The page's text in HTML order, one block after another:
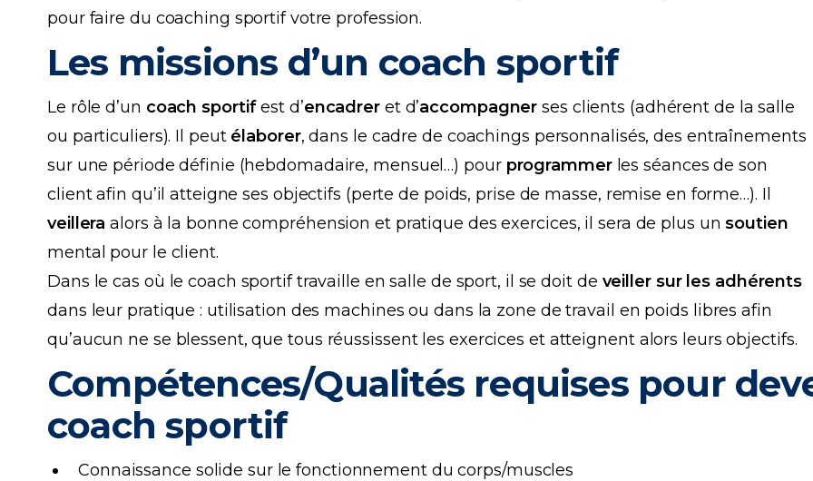
pour faire du coaching sportif votre profession.
Les missions d’un coach sportif
Le rôle d’un coach sportifest d’encadreret d’accompagner ses clients (adhérent de la salle
ou particuliers). Il peut élaborer, dans le cadre de coachings personnalisés, des entraînements
sur une période définie (hebdomadaire, mensuel…) pour programmer les séances de son
client afin qu’il atteigne ses objectifs (perte de poids, prise de masse, remise en forme…). Il
veillera alors à la bonne compréhension et pratique des exercices, il sera de plus unsoutien
mental pour le client.
Dans le cas où le coach sportif travaille en salle de sport, il se doit de veiller sur les adhérents
dans leur pratique : utilisation des machines ou dans la zone de travail en poids libres afin
qu’aucun ne se blessent, que tous réussissent les exercices et atteignent alors leurs objectifs.
Compétences/Qualités requises pour
coach sportif
Connaissance solide sur le fonctionnement du corps/muscles